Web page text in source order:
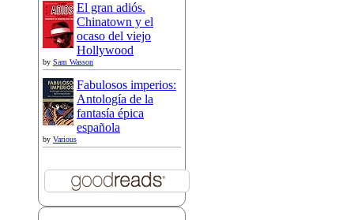
El gran adiós.
Chinatown y el
ocaso del viejo
Hollywood
by Sam Wasson
Fabulosos imperios:
Antología de la
fantasía épica
española
by Various